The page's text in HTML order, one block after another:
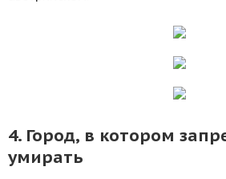
4. Город, в котором
умирать